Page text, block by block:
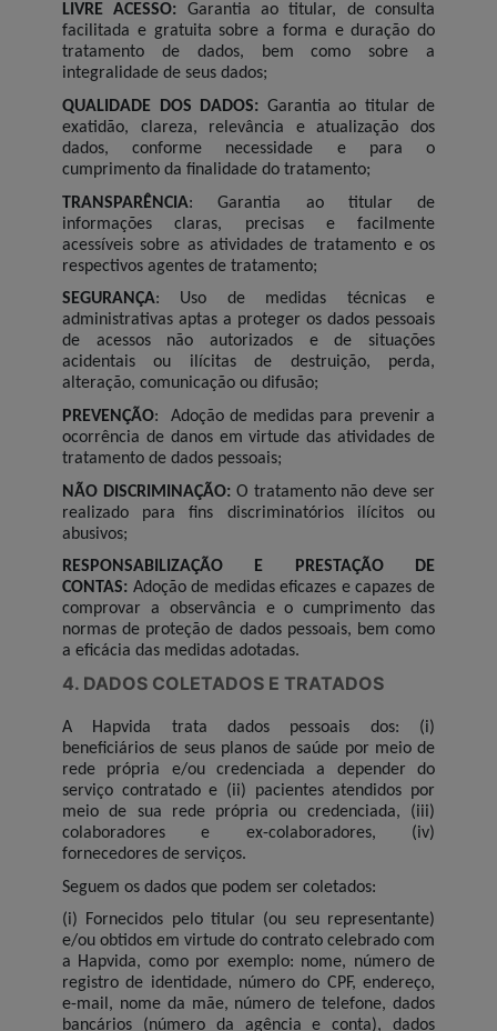
LIVRE ACESSO: Garantia ao titular, de consulta
facilitada e gratuita sobre a forma e duração do
tratamento de dados, bem como sobre a
integralidade de seus dados;
QUALIDADE DOS DADOS: Garantia ao titular de
exatidão, clareza, relevância e atualização dos
dados, conforme necessidade e para o
cumprimento da finalidade do tratamento;
TRANSPARÊNCIA: Garantia ao titular de
informações claras, precisas e facilmente
acessíveis sobre as atividades de tratamento e os
respectivos agentes de tratamento;
SEGURANÇA: Uso de medidas técnicas e
administrativas aptas a proteger os dados pessoais
de acessos não autorizados e de situações
acidentais ou ilícitas de destruição, perda,
alteração, comunicação ou difusão;
PREVENÇÃO: Adoção de medidas para prevenir a
ocorrência de danos em virtude das atividades de
tratamento de dados pessoais;
NÃO DISCRIMINAÇÃO:O tratamento não deve ser
realizado para fins discriminatórios ilícitos ou
abusivos;
RESPONSABILIZAÇÃO E PRESTAÇÃO DE
CONTAS: Adoção de medidas eficazes e capazes de
comprovar a observância e o cumprimento das
normas de proteção de dados pessoais, bem como
a eficácia das medidas adotadas.
4. DADOS COLETADOS E TRATADOS
A Hapvida trata dados pessoais dos: (i)
beneficiários de seus planos de saúde por meio de
rede própria e/ou credenciada a depender do
serviço contratado e (ii) pacientes atendidos por
meio de sua rede própria ou credenciada, (iii)
colaboradores e ex-colaboradores, (iv)
fornecedores de serviços.
Seguem os dados que podem ser coletados:
(i) Fornecidos pelo titular (ou seu representante)
e/ou obtidos em virtude do contrato celebrado com
a Hapvida, como por exemplo: nome, número de
registro de identidade, número do CPF, endereço,
e-mail, nome da mãe, número de telefone, dados
bancários (número da agência e conta), dados